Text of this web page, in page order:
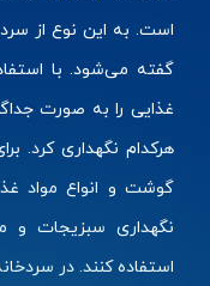
است. به این نوع از
گفته می‌شود. با
غذایی را به صورت
هرکدام نگهداری کرد.
گوشت و انواع مواد
نگهداری سبزیجات و
استفاده کنند. در